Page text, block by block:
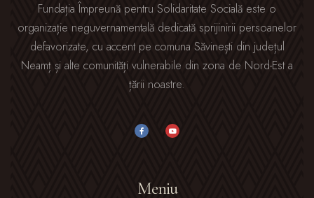
Fundația Împreună pentru Solidaritate Socială este o
organizație neguvernamentală dedicată sprijinirii persoanelor
defavorizate, cu accent pe comuna Săvinești din județul
Neamț și alte comunități vulnerabile din zona de Nord-Est a
țării noastre.
Meniu